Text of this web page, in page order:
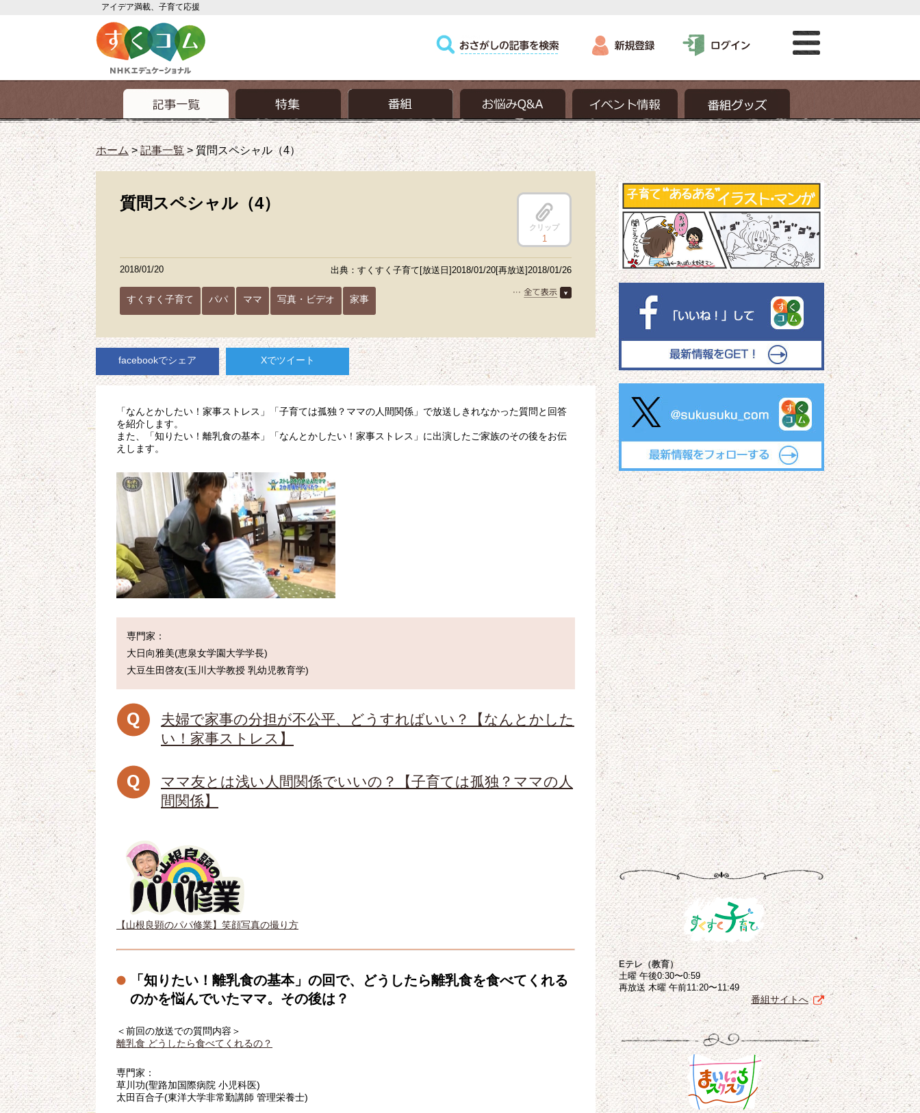
アイデア満載、子育て応援
ホーム>記事一覧>質問スペシャル（4）
質問スペシャル（4）
クリップ
1
2018/01/20 出典：すくすく子育て[放送日]2018/01/20[再放送]2018/01/26
すくすく子育て パパ ママ 写真・ビデオ 家事
facebookでシェア Xでツイート
「なんとかしたい！家事ストレス」「子育ては孤独？ママの人間関係」で放送しきれなかった質問と回答
を紹介します。
また、「知りたい！離乳食の基本」「なんとかしたい！家事ストレス」に出演したご家族のその後をお伝
えします。
専門家：
大日向雅美(恵泉女学園大学学長)
夫婦で家事の分担が不公平、どうすればいい？【なんとかした
い！家事ストレス】
ママ友とは浅い人間関係でいいの？【子育ては孤独？ママの人
間関係】
【山根良顕のパパ修業】笑顔写真の撮り方
「知りたい！離乳食の基本」の回で、どうしたら離乳食を食べてくれる
のかを悩んでいたママ。その後は？
＜前回の放送での質問内容＞
離乳食 どうしたら食べてくれるの？
専門家：
草川功(聖路加国際病院 小児科医)
太田百合子(東洋大学非常勤講師 管理栄養士)
Eテレ（教育）
土曜 午後0:30〜0:59
再放送 木曜 午前11:20〜11:49
番組サイトへ